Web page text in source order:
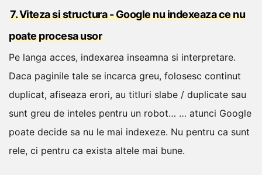
7. Viteza si structura - Google nu indexeaza ce nu
poate procesa usor
Pe langa acces, indexarea inseamna si interpretare.
Daca paginile tale se incarca greu, folosesc continut
duplicat, afiseaza erori, au titluri slabe / duplicate sau
sunt greu de inteles pentru un robot… … atunci Google
poate decide sa nu le mai indexeze. Nu pentru ca sunt
rele, ci pentru ca exista altele mai bune.